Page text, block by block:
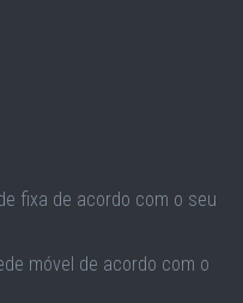
fixa de acordo com o seu
móvel de acordo com o